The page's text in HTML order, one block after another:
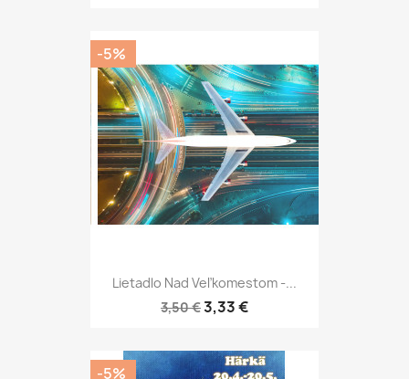
Lietadlo Nad Veľkomestom -...
3,50 €3,33 €
-5%
-5%